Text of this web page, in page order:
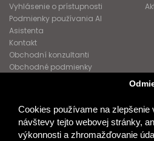
Cookies používame na zlepšenie
návštevy tejto webovej stránky,
výkonnosti a zhromažďovanie
Vyhlásenie o prístupnosti
Podmienky používania AI
Asistenta
Kontakt
Obchodní konzultanti
Obchodné podmienky
SPOLUPRACUJEME
Podporujeme
O